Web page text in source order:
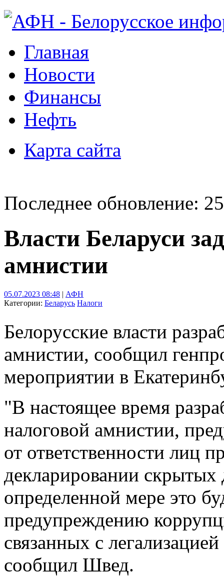
Главная
Новости
Финансы
Нефть
Карта сайта
Последнее обновление:
Власти Беларуси
амнистии
05.07.2023 08:48 | АФН
Категории: Беларусь Налоги
Белорусские власти
амнистии, сообщил
мероприятии в
"В настоящее время
налоговой амнистии,
от ответственности лиц
декларировании скрытых
определенной мере это
предупреждению
связанных с
сообщил Швед.